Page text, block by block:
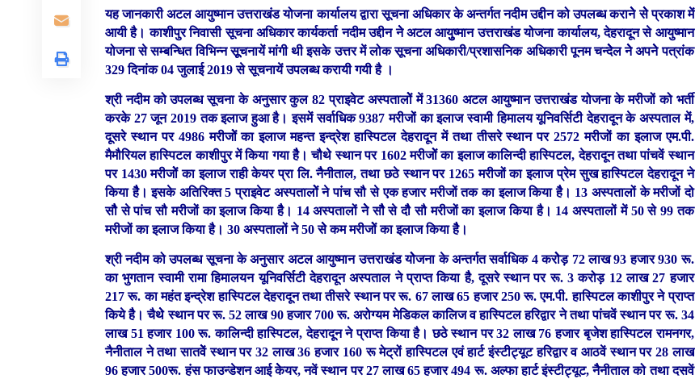
यह जानकारी अटल आयुष्मान उत्तराखंड योजना कार्यालय द्वारा सूचना अधिकार के अन्तर्गत नदीम उद्दीन को उपलब्ध करानेे सेे प्रकाश में
आयी है। काशीपुर निवासी सूचना अधिकार कार्यकर्ता नदीम उद्दीन नेे अटल आयुुष्मान उत्तराखंड योजना कार्यालय, देहरादून से आयुष्मान
योजना से सम्बन्धित विभिन्न सूूचनायें मांगी थी इसके उत्तर में लोक सूचना अधिकारी/प्रशासनिक अधिकारी पूनम चन्देेेल नेे अपनेे पत्रांक
329 दिनांक 04 जुलाई 2019 से सूचनायें उपलब्ध करायी गयी है ।
श्री नदीम को उपलब्ध सूचना के अनुसार कुल 82 प्राइवेट अस्पतालोें में 31360 अटल आयुष्मान उत्तराखंड योजना के मरीजों को भर्ती
करके 27 जून 2019 तक इलाज हुआ है। इसमें सर्वाधिक 9387 मरीजों का इलाज स्वामी हिमालय यूनिवर्सिटी देहरादून के अस्पताल में,
दूसरे स्थान पर 4986 मरीजोें का इलाज महन्त इन्द्रेश हास्पिटल देहरादून में तथा तीसरे स्थान पर 2572 मरीजों का इलाज एम.पी.
मैमौरियल हास्पिटल काशीपुर में किया गया हैै। चौथे स्थान पर 1602 मरीजोें का इलाज कालिन्दी हास्पिटल, देहरादून तथा पांचवें स्थान
पर 1430 मरीजोें का इलाज राही केयर प्रा लि. नैैनीताल, तथा छठे स्थान पर 1265 मरीजों का इलाज प्रेम सुख हास्पिटल देहरादून ने
किया हैै। इसके अतिरिक्त 5 प्राइवेट अस्पतालोें ने पांच सौ से एक हजार मरीजों तक का इलाज किया हैै। 13 अस्पतालों के मरीजों दो
सौै से पांच सौ मरीजों का इलाज किया हैै। 14 अस्पतालों नेे सौै से दौै सौ मरीजों का इलाज किया है। 14 अस्पतालों में 50 से 99 तक
मरीजों का इलाज किया है। 30 अस्पतालों ने 50 सेे कम मरीजोें का इलाज किया हैै।
श्री नदीम को उपलब्ध सूचना के अनुसार अटल आयुष्मान उत्तराखंड योेजना के अन्तर्गत सर्वाधिक 4 करोेड़ 72 लाख 93 हजार 930 रू.
का भुगतान स्वामी रामा हिमालयन यूनिवर्सिटी देहरादून अस्पताल ने प्राप्त किया हैै, दूसरे स्थान पर रू. 3 करोड़ 12 लाख 27 हजार
217 रू. का महंत इन्द्रेश हास्पिटल देहरादून तथा तीसरे स्थान पर रू. 67 लाख 65 हजार 250 रू. एम.पी. हास्पिटल काशीपुर ने प्राप्त
किये हैै। चैथेे स्थान पर रू. 52 लाख 90 हजार 700 रू. अरोग्यम मेडिकल कालिज व हास्पिटल हरिद्वार ने तथा पांचवें स्थान पर रू. 34
लाख 51 हजार 100 रू. कालिन्दी हास्पिटल, देहरादून ने प्राप्त किया है। छठे स्थान पर 32 लाख 76 हजार बृजेश हास्पिटल रामनगर,
नैनीताल ने तथा सातवेें स्थान पर 32 लाख 36 हजार 160 रू मेट्रों हास्पिटल एवं हार्ट इंस्टीट्यूट हरिद्वार व आठवें स्थान पर 28 लाख
96 हजार 500रू. हंस फाउन्डेशन आई केेयर, नवें स्थान पर 27 लाख 65 हजार 494 रू. अल्फा हार्ट इंस्टीट्यूट, नैैनीताल को तथा दसवें